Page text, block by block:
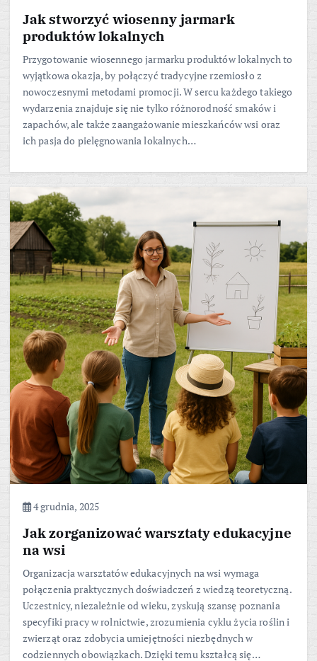
Jak stworzyć wiosenny jarmark
produktów lokalnych
Przygotowanie wiosennego jarmarku produktów lokalnych to
wyjątkowa okazja, by połączyć tradycyjne rzemiosło z
nowoczesnymi metodami promocji. W sercu każdego takiego
wydarzenia znajduje się nie tylko różnorodność smaków i
zapachów, ale także zaangażowanie mieszkańców wsi oraz
ich pasja do pielęgnowania lokalnych…
4 grudnia, 2025
Jak zorganizować warsztaty edukacyjne
na wsi
Organizacja warsztatów edukacyjnych na wsi wymaga
połączenia praktycznych doświadczeń z wiedzą teoretyczną.
Uczestnicy, niezależnie od wieku, zyskują szansę poznania
specyfiki pracy w rolnictwie, zrozumienia cyklu życia roślin i
zwierząt oraz zdobycia umiejętności niezbędnych w
codziennych obowiązkach. Dzięki temu kształcą się…